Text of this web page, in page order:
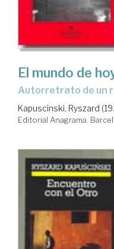
El mundo de
autorretrato de un
Kapuscinski, Ryszard
Editorial Anagrama.